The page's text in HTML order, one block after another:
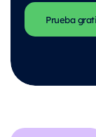
Prueba